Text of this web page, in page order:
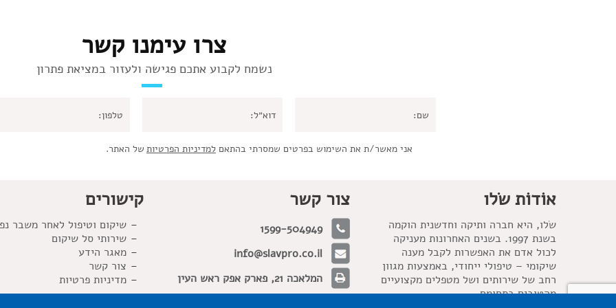
צרו עימנו קשר
נשמח לקבוע אתכם פגישה ולעזור במציאת פתרון
אני מאשר/ת את השימוש בפרטים שמסרתי בהתאם למדיניות הפרטיות של האתר.
אוֹדוֹת שׂלו
שׂלו, היא חברה ותיקה וחדשנית הוקמה
בשנת 1997. בשנים האחרונות מעניקה
לכול אדם את האפשרות לקבל מענה
שיקומי – טיפולי ייחודי, באמצעות מגוון
רחב של שירותים ושל מטפלים מקצועיים
מהטובים בתחומם.
צור קשר
1599-504949
info@slavpro.co.il
המלאכה 21, פארק אפק ראש העין
קישורים
שיקום וטיפול לאחר משבר
שירותי סל שיקום
מאגר הידע
צור קשר
מדיניות פרטיות